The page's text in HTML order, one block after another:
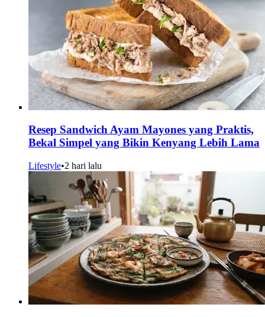
Resep Sandwich Ayam Mayones yang Praktis,
Bekal Simpel yang Bikin Kenyang Lebih Lama
Lifestyle•2 hari lalu